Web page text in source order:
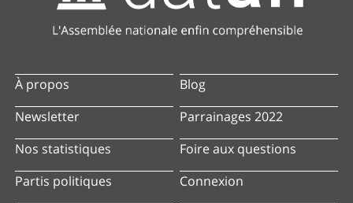
À propos
Newsletter
Nos statistiques
Partis politiques
Blog
Parrainages 2022
Foire aux questions
Connexion